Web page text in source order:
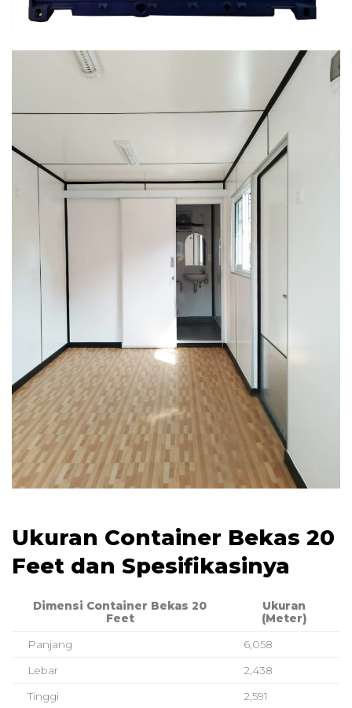
Ukuran Container Bekas 20
Feet dan Spesifikasinya
Dimensi Container Bekas 20
Feet
Ukuran
(Meter)
Panjang 6,058
Lebar 2,438
Tinggi 2,591